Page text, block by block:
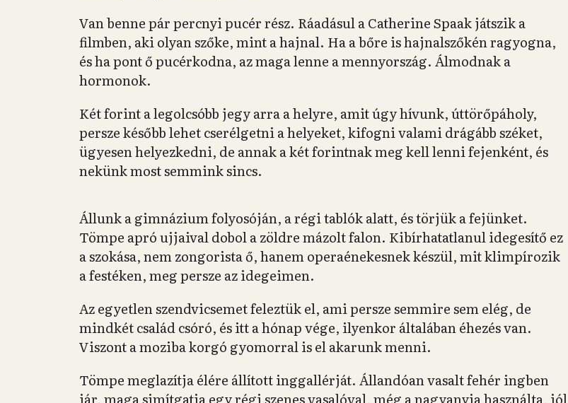
Van benne pár percnyi pucér rész. Ráadásul a Catherine Spaak játszik a
filmben, aki olyan szőke, mint a hajnal. Ha a bőre is hajnalszőkén ragyogna,
és ha pont ő pucérkodna, az maga lenne a mennyország. Álmodnak a
hormonok.
Két forint a legolcsóbb jegy arra a helyre, amit úgy hívunk, úttörőpáholy,
persze később lehet cserélgetni a helyeket, kifogni valami drágább széket,
ügyesen helyezkedni, de annak a két forintnak meg kell lenni fejenként, és
nekünk most semmink sincs.
Állunk a gimnázium folyosóján, a régi tablók alatt, és törjük a fejünket.
Tömpe apró ujjaival dobol a zöldre mázolt falon. Kibírhatatlanul idegesítő ez
a szokása, nem zongorista ő, hanem operaénekesnek készül, mit klimpírozik
a festéken, meg persze az idegeimen.
Az egyetlen szendvicsemet feleztük el, ami persze semmire sem elég, de
mindkét család csóró, és itt a hónap vége, ilyenkor általában éhezés van.
Viszont a moziba korgó gyomorral is el akarunk menni.
Tömpe meglazítja élére állított inggallérját. Állandóan vasalt fehér ingben
jár, maga simítgatja egy régi szenes vasalóval, még a nagyanyja használta, jól